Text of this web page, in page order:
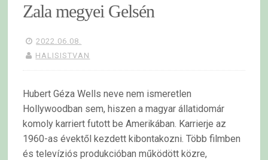
Zala megyei Gelsén
2022.06.08.
HALISISTVAN
Hubert Géza Wells neve nem ismeretlen
Hollywoodban sem, hiszen a magyar állatidomár
komoly karriert futott be Amerikában. Karrierje az
1960-as évektől kezdett kibontakozni. Több filmben
és televíziós produkcióban működött közre,